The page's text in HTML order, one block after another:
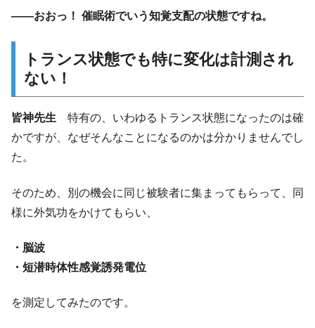
――おおっ！ 催眠術でいう知覚支配の状態ですね。
トランス状態でも特に変化は計測され
ない！
皆神先生 特有の、いわゆるトランス状態になったのは確
かですが、なぜそんなことになるのかは分かりませんでし
た。
そのため、別の機会に同じ被験者に集まってもらって、同
様に外気功をかけてもらい、
・脳波
・短潜時体性感覚誘発電位
を測定してみたのです。